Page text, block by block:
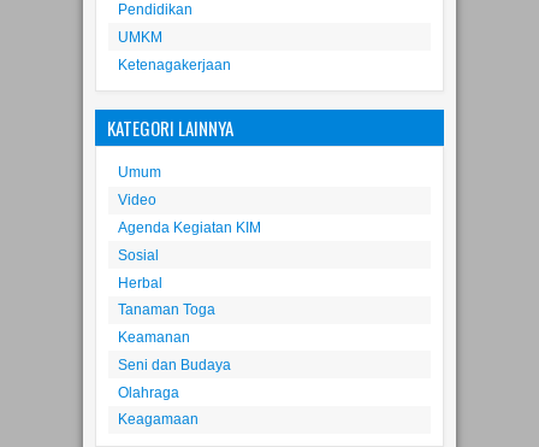
Pendidikan
UMKM
Ketenagakerjaan
KATEGORI LAINNYA
Umum
Video
Agenda Kegiatan KIM
Sosial
Herbal
Tanaman Toga
Keamanan
Seni dan Budaya
Olahraga
Keagamaan